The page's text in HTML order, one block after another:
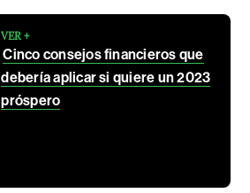
VER +
Cinco consejos financieros que
debería aplicar si quiere un 2023
próspero